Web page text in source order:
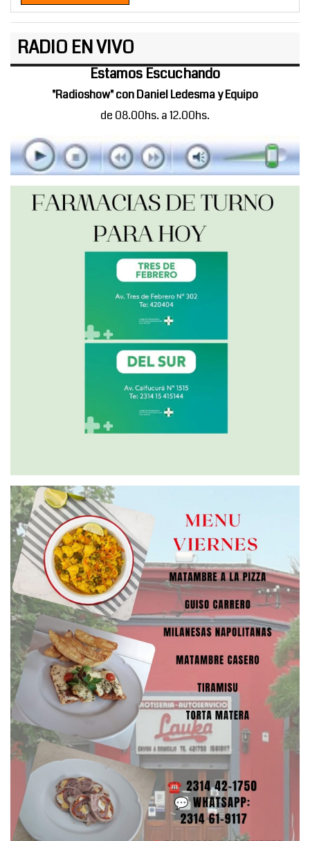
RADIO EN VIVO
Estamos Escuchando
"Radioshow" con Daniel Ledesma y Equipo
de 08.00hs. a 12.00hs.